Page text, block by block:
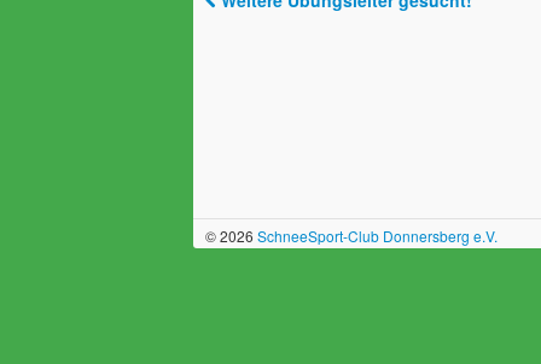
Post navigation
© 2026 SchneeSport-Club Donnersberg e.V.